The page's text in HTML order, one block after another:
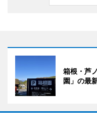
箱根・芦
園」の最